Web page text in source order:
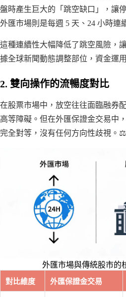
盤時產生巨大的「跳空缺口」，讓
外匯市場則是每週 5 天、24 小時連
這種連續性大幅降低了跳空風險，
據全球新聞動態調整部位，資金運
2. 雙向操作的流暢度對比
在股票市場中，放空往往面臨融券
高等障礙。但在外匯保證金交易中
完全對等，沒有任何方向性歧視。⚖️
外匯市場與傳統股市的
對比維度 外匯保證金交易